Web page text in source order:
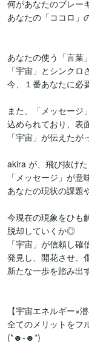
何があなたのブレー
あなたの「ココロ」
あなたの使う「言葉
「宇宙」とシンクロ
今、１番あなたに必
また、「メッセージ
込められており、表
「宇宙」が伝えた
akira が、飛び抜けた
「メッセージ」が意
あなたの現状の課題
今現在の現象をひも
脱却していくか◎
「宇宙」が信頼し
発見し、開花させ、
新たな一歩を踏み出
【宇宙エネルギー×
全てのメリットをフ
(*☻-☻*)